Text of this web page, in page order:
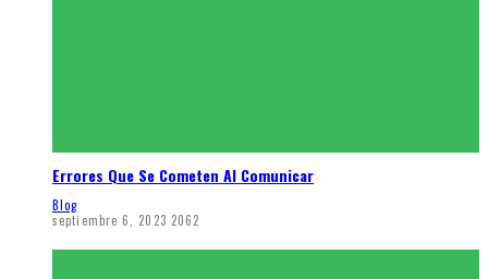
Errores Que Se Cometen Al Comunicar
Blog
septiembre 6, 2023 2062